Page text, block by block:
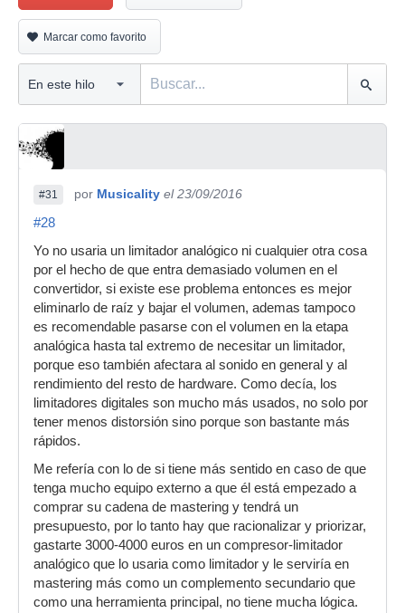
Marcar como favorito
#31 por Musicality el 23/09/2016
#28
Yo no usaria un limitador analógico ni cualquier otra cosa
por el hecho de que entra demasiado volumen en el
convertidor, si existe ese problema entonces es mejor
eliminarlo de raíz y bajar el volumen, ademas tampoco
es recomendable pasarse con el volumen en la etapa
analógica hasta tal extremo de necesitar un limitador,
porque eso también afectara al sonido en general y al
rendimiento del resto de hardware. Como decía, los
limitadores digitales son mucho más usados, no solo por
tener menos distorsión sino porque son bastante más
rápidos.
Me refería con lo de si tiene más sentido en caso de que
tenga mucho equipo externo a que él está empezado a
comprar su cadena de mastering y tendrá un
presupuesto, por lo tanto hay que racionalizar y priorizar,
gastarte 3000-4000 euros en un compresor-limitador
analógico que lo usaria como limitador y le serviría en
mastering más como un complemento secundario que
como una herramienta principal, no tiene mucha lógica.